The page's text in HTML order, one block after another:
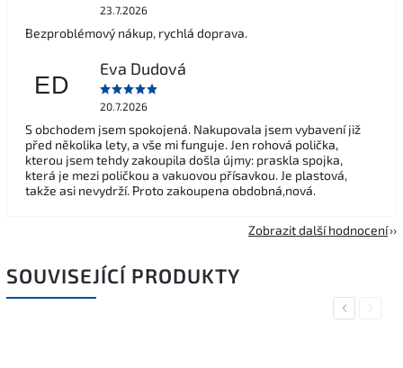
23.7.2026
Bezproblémový nákup, rychlá doprava.
ED
Eva Dudová
20.7.2026
S obchodem jsem spokojená. Nakupovala jsem vybavení již
před několika lety, a vše mi funguje. Jen rohová polička,
kterou jsem tehdy zakoupila došla újmy: praskla spojka,
která je mezi poličkou a vakuovou přísavkou. Je plastová,
takže asi nevydrží. Proto zakoupena obdobná,nová.
Zobrazit další hodnocení
SOUVISEJÍCÍ PRODUKTY
PreviousNext